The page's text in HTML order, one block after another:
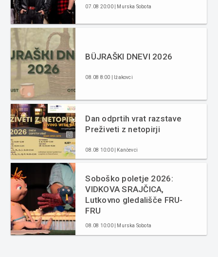
07.08 20:00 | Murska Sobota
BÜJRAŠKI DNEVI 2026
08.08 8:00 | Ižakovci
Dan odprtih vrat razstave
Preživeti z netopirji
08.08 10:00 | Kančevci
Soboško poletje 2026:
VIDKOVA SRAJČICA,
Lutkovno gledališče FRU-
FRU
08.08 10:00 | Murska Sobota